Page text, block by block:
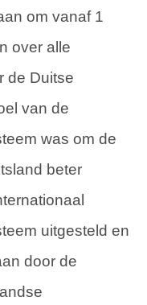
om vanaf 1
over alle
de Duitse
van de
was om de
beter
uitgesteld en
door de